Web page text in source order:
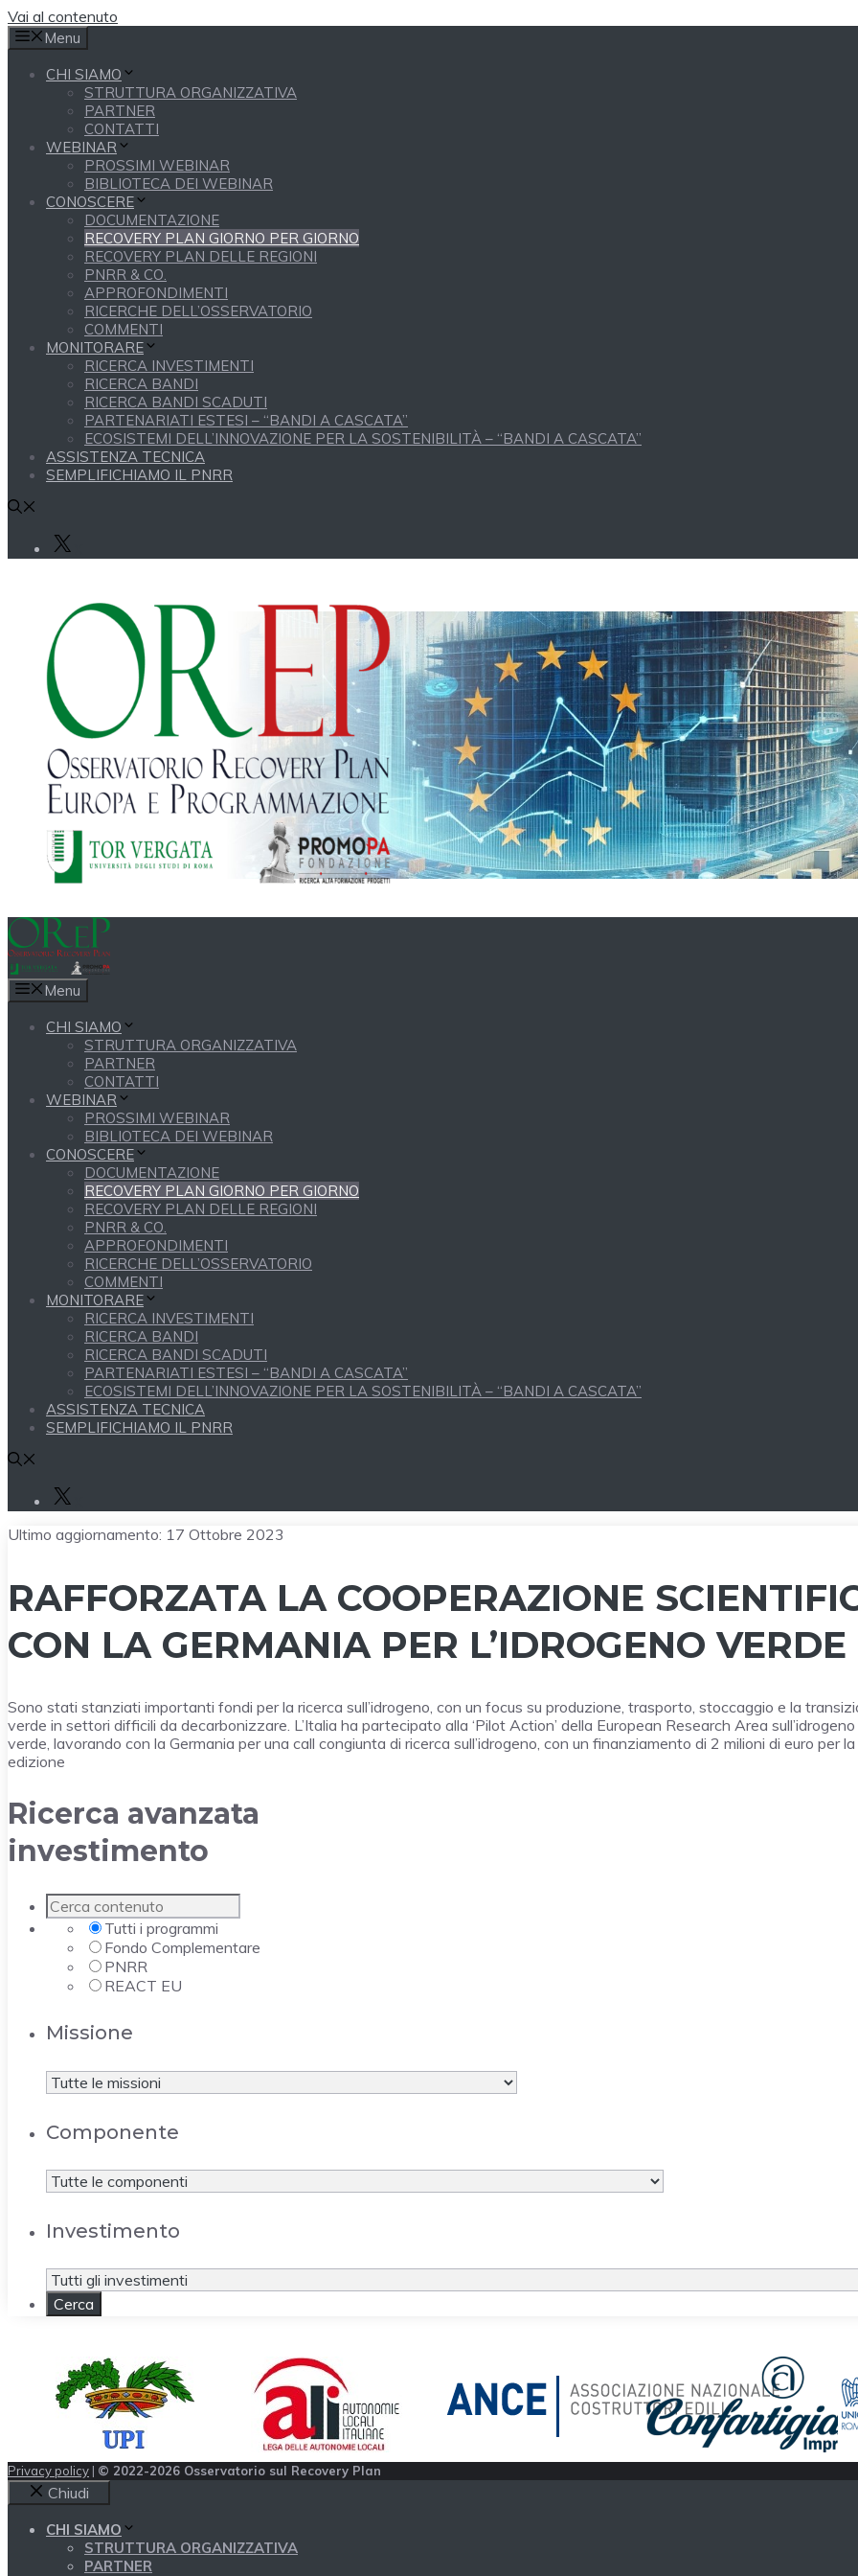
Vai al contenuto
Menu
CHI SIAMO
STRUTTURA ORGANIZZATIVA
PARTNER
CONTATTI
WEBINAR
PROSSIMI WEBINAR
BIBLIOTECA DEI WEBINAR
CONOSCERE
DOCUMENTAZIONE
RECOVERY PLAN GIORNO PER GIORNO
RECOVERY PLAN DELLE REGIONI
PNRR & CO.
APPROFONDIMENTI
RICERCHE DELL’OSSERVATORIO
COMMENTI
MONITORARE
RICERCA INVESTIMENTI
RICERCA BANDI
RICERCA BANDI SCADUTI
PARTENARIATI ESTESI – “BANDI A CASCATA”
ECOSISTEMI DELL’INNOVAZIONE PER LA SOSTENIBILITÀ – “BANDI A CASCATA”
ASSISTENZA TECNICA
SEMPLIFICHIAMO IL PNRR
Menu
CHI SIAMO
STRUTTURA ORGANIZZATIVA
PARTNER
CONTATTI
WEBINAR
PROSSIMI WEBINAR
BIBLIOTECA DEI WEBINAR
CONOSCERE
DOCUMENTAZIONE
RECOVERY PLAN GIORNO PER GIORNO
RECOVERY PLAN DELLE REGIONI
PNRR & CO.
APPROFONDIMENTI
RICERCHE DELL’OSSERVATORIO
COMMENTI
MONITORARE
RICERCA INVESTIMENTI
RICERCA BANDI
RICERCA BANDI SCADUTI
PARTENARIATI ESTESI – “BANDI A CASCATA”
ECOSISTEMI DELL’INNOVAZIONE PER LA SOSTENIBILITÀ – “BANDI A CASCATA”
ASSISTENZA TECNICA
SEMPLIFICHIAMO IL PNRR
Ultimo aggiornamento: 17 Ottobre 2023
RAFFORZATA LA COOPERAZIONE
CON LA GERMANIA PER L’IDROGENO VERDE
Sono stati stanziati importanti fondi per la ricerca sull’idrogeno, con un focus su produzione, trasporto, stoccaggio e la
verde in settori difficili da decarbonizzare. L’Italia ha partecipato alla ‘Pilot Action’ della European Research Area sull’idrogeno
verde, lavorando con la Germania per una call congiunta di ricerca sull’idrogeno, con un finanziamento di 2 milioni di euro per la
edizione
Ricerca avanzata
investimento
Tutti i programmi
Fondo Complementare
PNRR
REACT EU
Missione
Componente
Investimento
Privacy policy | © 2022-2026 Osservatorio sul Recovery Plan
Chiudi
CHI SIAMO
STRUTTURA ORGANIZZATIVA
PARTNER